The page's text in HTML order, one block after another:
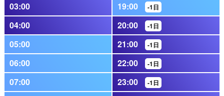
03:00 19:00 -1日
04:00 20:00 -1日
05:00 21:00 -1日
06:00 22:00 -1日
07:00 23:00 -1日